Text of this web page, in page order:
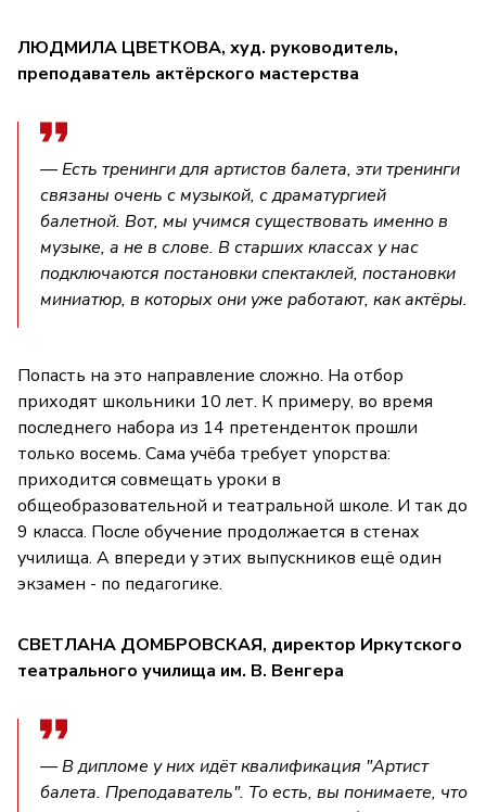
ЛЮДМИЛА ЦВЕТКОВА, худ. руководитель,
преподаватель актёрского мастерства
— Есть тренинги для артистов балета, эти тренинги
связаны очень с музыкой, с драматургией
балетной. Вот, мы учимся существовать именно в
музыке, а не в слове. В старших классах у нас
подключаются постановки спектаклей, постановки
миниатюр, в которых они уже работают, как актёры.
Попасть на это направление сложно. На отбор
приходят школьники 10 лет. К примеру, во время
последнего набора из 14 претенденток прошли
только восемь. Сама учёба требует упорства:
приходится совмещать уроки в
общеобразовательной и театральной школе. И так до
9 класса. После обучение продолжается в стенах
училища. А впереди у этих выпускников ещё один
экзамен - по педагогике.
СВЕТЛАНА ДОМБРОВСКАЯ, директор Иркутского
театрального училища им. В. Венгера
— В дипломе у них идёт квалификация "Артист
балета. Преподаватель". То есть, вы понимаете, что